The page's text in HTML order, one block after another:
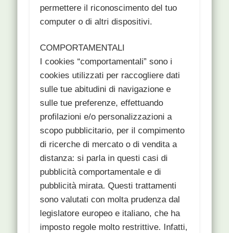
permettere il riconoscimento del tuo
computer o di altri dispositivi.
COMPORTAMENTALI
I cookies “comportamentali” sono i
cookies utilizzati per raccogliere dati
sulle tue abitudini di navigazione e
sulle tue preferenze, effettuando
profilazioni e/o personalizzazioni a
scopo pubblicitario, per il compimento
di ricerche di mercato o di vendita a
distanza: si parla in questi casi di
pubblicità comportamentale e di
pubblicità mirata. Questi trattamenti
sono valutati con molta prudenza dal
legislatore europeo e italiano, che ha
imposto regole molto restrittive. Infatti,